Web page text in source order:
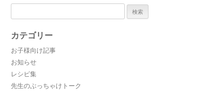
索:
カテゴリー
お子様向け記事
お知らせ
レシピ集
先生のぶっちゃけトーク